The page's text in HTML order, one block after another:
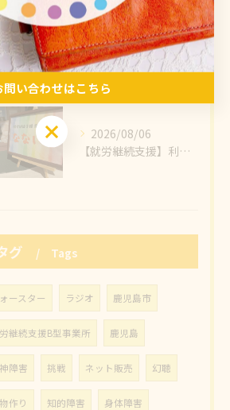
2026/08/07
【B型事業所】鹿児島市にある株式会社フォースター九州様のかわいいマスコット「さっしーず」✨そのさっしーずぬいぐるみを作成させていただき、納品させていただきました🙌🙌
2026/08/06
【就労継続支援】利用者様の心のこもった製品がたくさんの方に見ていただけました🥰小物作りの魅力のひとつ、販売することで感じるたくさんの繋がりと幸せの輪💞
グ Tags
ースター ラジオ 鹿児島市
継続支援B型事業所 鹿児島
障害 挑戦 ネット販売 幻聴
作り 知的障害 身体障害
お問い合わせはこちら
問い合わせはこちら